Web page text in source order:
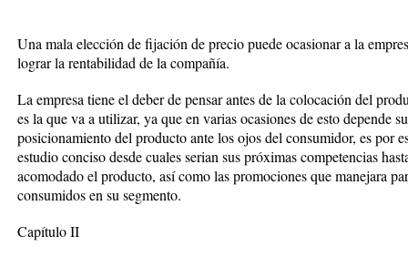
Una mala elección de fijación de precio puede ocasionar a la
lograr la rentabilidad de la compañía.
La empresa tiene el deber de pensar antes de la colocación del
es la que va a utilizar, ya que en varias ocasiones de esto depende
posicionamiento del producto ante los ojos del consumidor, es por
estudio conciso desde cuales serian sus próximas competencias
acomodado el producto, así como las promociones que manejara
consumidos en su segmento.
Capítulo II